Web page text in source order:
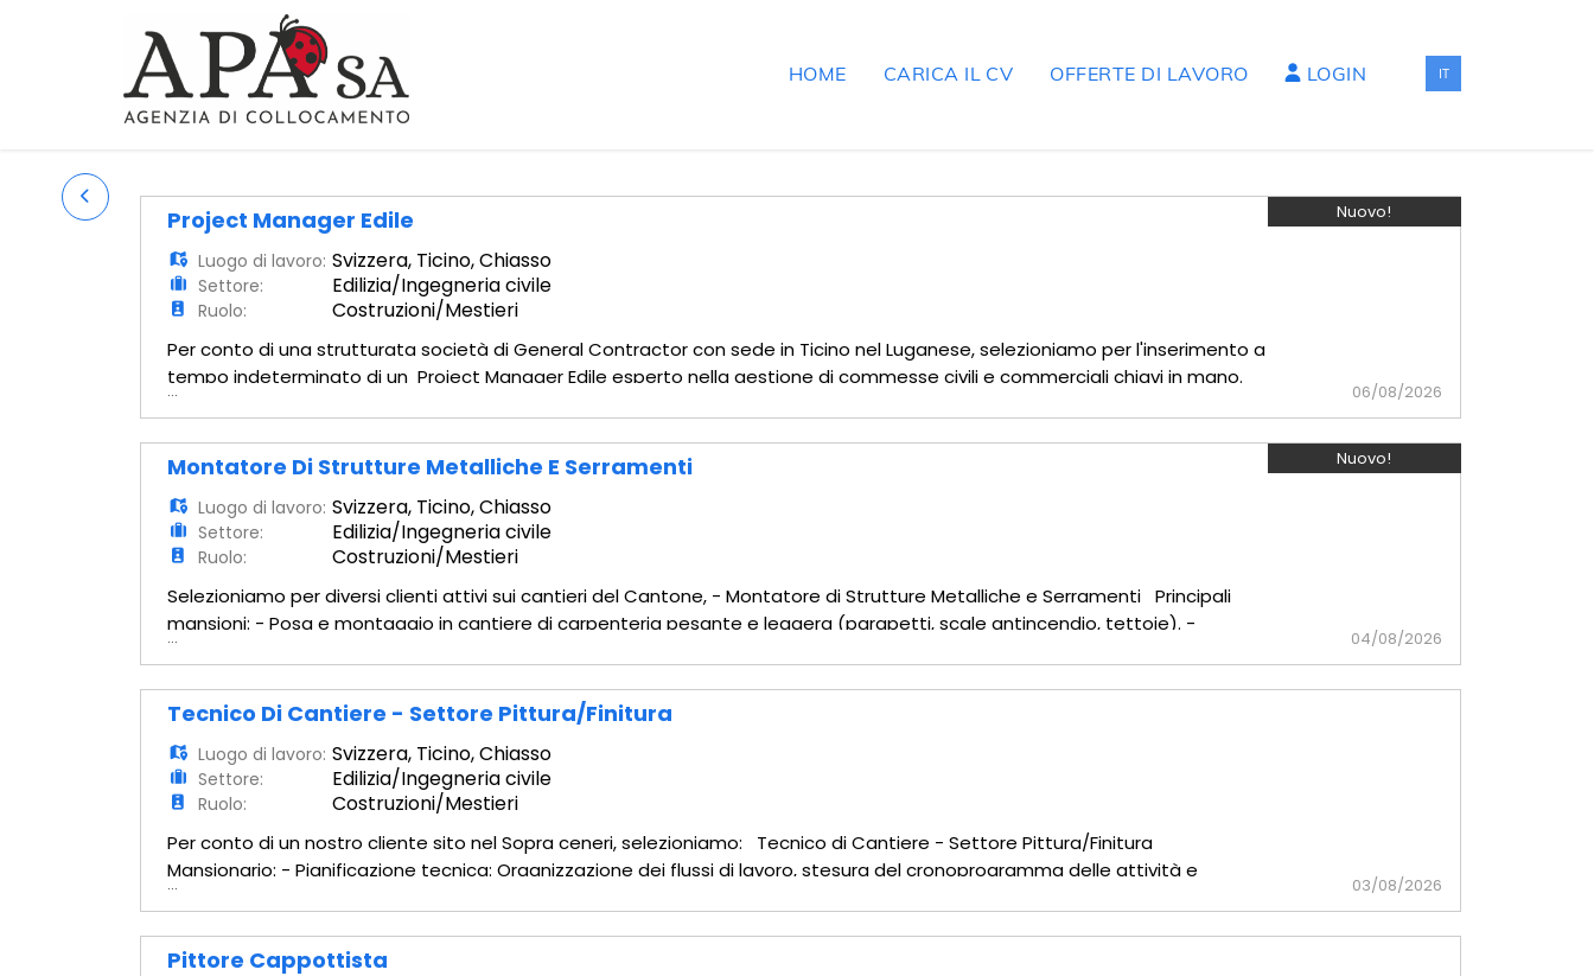
HOME CARICA IL CV OFFERTE DI LAVORO LOGIN IT
Project Manager Edile
Luogo di lavoro: Svizzera, Ticino,Chiasso
Settore: Edilizia/Ingegneria civile
Ruolo: Costruzioni/Mestieri
Per conto di una strutturata società di General Contractor con sede in Ticino nel Luganese, selezioniamo per l'inserimento a
tempo indeterminato di un Project Manager Edile esperto nella gestione di commesse civili e commerciali chiavi in mano.
Principali mansioni: - Coordinamento integrale delle fasi di progettazione, pianificazione ed esecu
...
Nuovo!
06/08/2026
Montatore Di Strutture Metalliche E Serramenti
Luogo di lavoro: Svizzera, Ticino,Chiasso
Settore: Edilizia/Ingegneria civile
Ruolo: Costruzioni/Mestieri
Selezioniamo per diversi clienti attivi sui cantieri del Cantone, - Montatore di Strutture Metalliche e Serramenti Principali
mansioni: - Posa e montaggio in cantiere di carpenteria pesante e leggera (parapetti, scale antincendio, tettoie). -
Installazione di facciate continue in alluminio/vetro e serramenti strutturali complessi. - Posa e rego
...
Nuovo!
04/08/2026
Tecnico Di Cantiere - Settore Pittura/finitura
Luogo di lavoro: Svizzera, Ticino,Chiasso
Settore: Edilizia/Ingegneria civile
Ruolo: Costruzioni/Mestieri
Per conto di un nostro cliente sito nel Sopra ceneri, selezioniamo: Tecnico di Cantiere - Settore Pittura/Finitura
Mansionario: - Pianificazione tecnica: Organizzazione dei flussi di lavoro, stesura del cronoprogramma delle attività e
coordinamento quotidiano delle squadre sul campo. - Contabilità e computi: Rilievo delle misure in cantie
... 03/08/2026
Pittore Cappottista